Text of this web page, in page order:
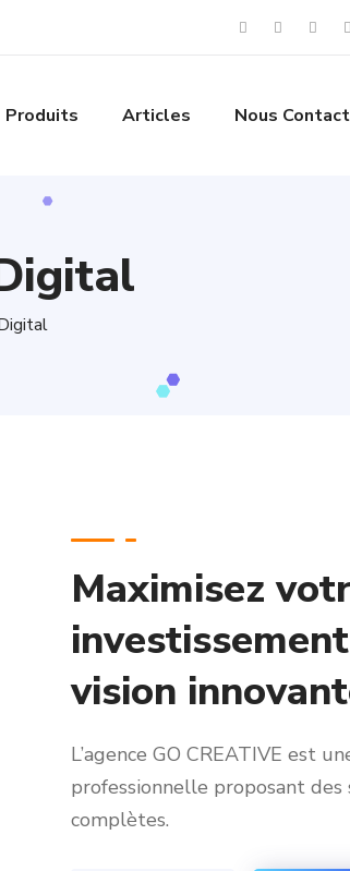
Produits Articles Nous
Maximisez
vision
L’agence GO CREATIVE est
professionnelle proposant
complètes.